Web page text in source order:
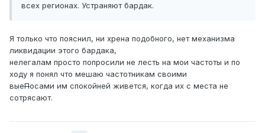
всех регионах. Устраняют бардак.
Я только что пояснил, ни хрена подобного, нет механизма
ликвидации этого бардака,
нелегалам просто попросили не лесть на мои частоты и по
ходу я понял что мешаю частотникам своими
выеПосами им спокойней живется, когда их с места не
сотрясают.